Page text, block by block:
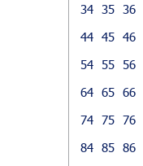
34 35 36
44 45 46
54 55 56
64 65 66
74 75 76
84 85 86